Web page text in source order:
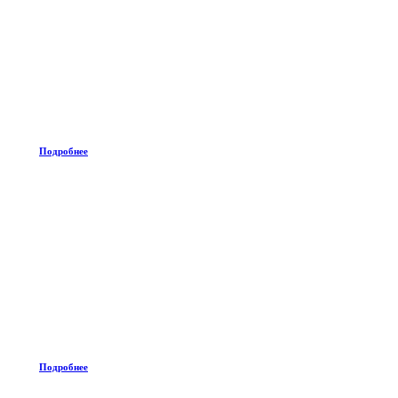
Подробнее
Подробнее